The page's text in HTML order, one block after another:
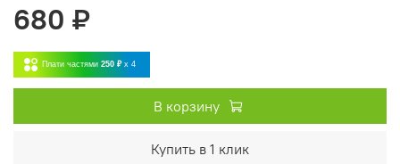
680 ₽
Плати частями 250 ₽ x 4
В корзину
Купить в 1 клик